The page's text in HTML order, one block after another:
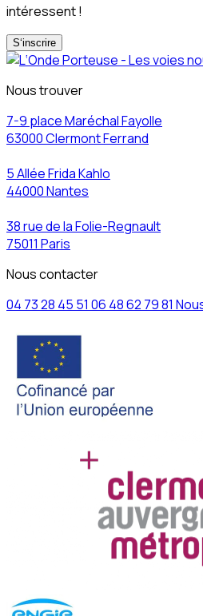
intéressent !
S‘inscrire
Nous trouver
7-9 place Maréchal Fayolle
63000 Clermont Ferrand
5 Allée Frida Kahlo
44000 Nantes
38 rue de la Folie-Regnault
75011 Paris
Nous contacter
04 73 28 45 51 06 48 62 79 81